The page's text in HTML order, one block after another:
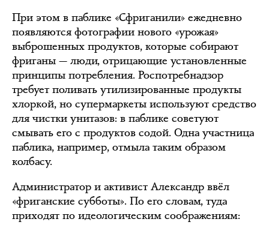
При этом в паблике «Сфриганили» ежедневно
появляются фотографии нового «урожая»
выброшенных продуктов, которые собирают
фриганы — люди, отрицающие установленные
принципы потребления. Роспотребнадзор
требует поливать утилизированные продукты
хлоркой, но супермаркеты используют средство
для чистки унитазов: в паблике советуют
смывать его с продуктов содой. Одна участница
паблика, например, отмыла таким образом
колбасу.
Администратор и активист Александр ввёл
«фриганские субботы». По его словам, туда
приходят по идеологическим соображениям: